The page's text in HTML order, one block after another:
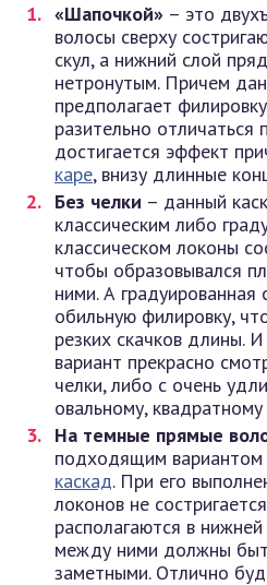
«Шапочкой» – это
волосы сверху
скул, а нижний слой
нетронутым. Причем
предполагает
разительно отличаться
достигается эффект
каре, внизу длинные
Без челки – данный
классическим либо
классическом локоны
чтобы образовывался
ними. А градуированная
обильную филировку,
резких скачков длины.
вариант прекрасно
челки, либо с очень
овальному,
На темные прямые
подходящим вариантом
каскад. При его
локонов не
располагаются в
между ними должны
заметными. Отлично